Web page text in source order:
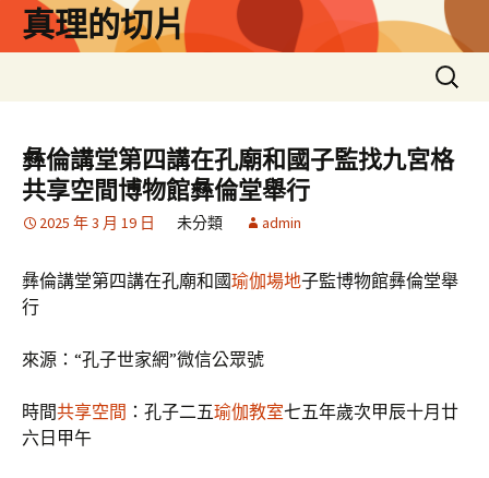
真理的切片
搜
尋
鍵
字:
彝倫講堂第四講在孔廟和國子監找九宮格
共享空間博物館彝倫堂舉行
2025 年 3 月 19 日 未分類 admin
彝倫講堂第四講在孔廟和國瑜伽場地子監博物館彝倫堂舉
行
來源：“孔子世家網”微信公眾號
時間共享空間 ：孔子二五瑜伽教室七五年歲次甲辰十月廿
六日甲午